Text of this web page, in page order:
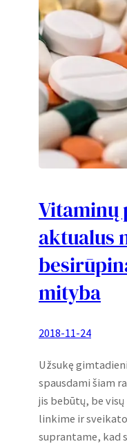
Vitaminų
aktualus
mityba
2018-11-24
Užsukę
spausdami šiam
jis bebūtų, be
linkime ir
suprantame, kad